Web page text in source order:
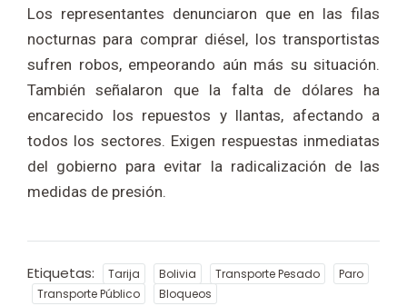
Los representantes denunciaron que en las filas
nocturnas para comprar diésel, los transportistas
sufren robos, empeorando aún más su situación.
También señalaron que la falta de dólares ha
encarecido los repuestos y llantas, afectando a
todos los sectores. Exigen respuestas inmediatas
del gobierno para evitar la radicalización de las
medidas de presión.
Etiquetas: Tarija Bolivia Transporte Pesado
Paro
Transporte Público
Bloqueos